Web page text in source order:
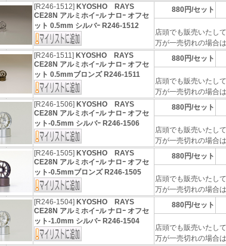
[R246-1512] KYOSHO RAYS
CE28N アルミホイｰル ナロｰ オフセ
ット 0.5mm シルバｰ R246-1512
880円/セット
店頭でも販売いたして
万が一売切れの場合
[R246-1511] KYOSHO RAYS
CE28N アルミホイｰル ナロｰ オフセ
ット 0.5mmブロンズ R246-1511
880円/セット
店頭でも販売いたして
万が一売切れの場合
[R246-1506] KYOSHO RAYS
CE28N アルミホイｰル ナロｰ オフセ
ット-0.5mm シルバｰ R246-1506
880円/セット
店頭でも販売いたして
万が一売切れの場合
[R246-1505] KYOSHO RAYS
CE28N アルミホイｰル ナロｰ オフセ
ット-0.5mmブロンズ R246-1505
880円/セット
店頭でも販売いたして
万が一売切れの場合
[R246-1504] KYOSHO RAYS
CE28N アルミホイｰル ナロｰ オフセ
ット-1.0mm シルバｰ R246-1504
880円/セット
店頭でも販売いたして
万が一売切れの場合